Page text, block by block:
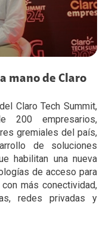
mano de Claro
Claro Tech Summit,
200 empresarios,
gremiales del país,
de soluciones
habilitan una nueva
de acceso para
más conectividad,
redes privadas y